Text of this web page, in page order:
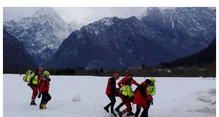
Še
Vreme
V Kioskih
Uredništvo